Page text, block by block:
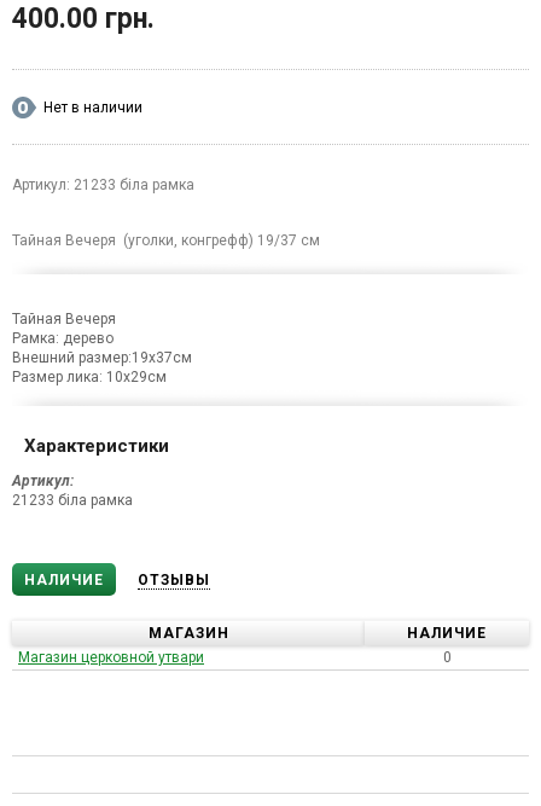
400.00 грн.
Нет в наличии
Артикул: 21233 біла рамка
Тайная Вечеря (уголки, конгрефф) 19/37 см
Тайная Вечеря
Рамка: дерево
Внешний размер:19х37см
Размер лика: 10х29см
Характеристики
Артикул:
21233 біла рамка
НАЛИЧИЕ ОТЗЫВЫ
МАГАЗИН
НАЛИЧИЕ
Магазин церковной утвари
0